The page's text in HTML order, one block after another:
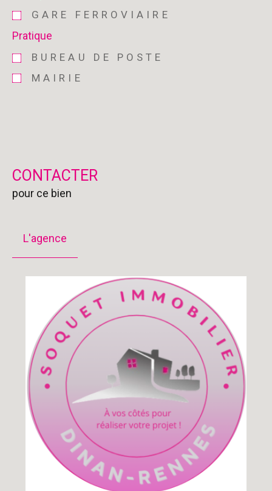
GARE FERROVIAIRE
Pratique
BUREAU DE POSTE
MAIRIE
CONTACTER
pour ce bien
L'agence